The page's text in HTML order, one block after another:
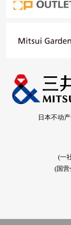
日本不动
(一
(国